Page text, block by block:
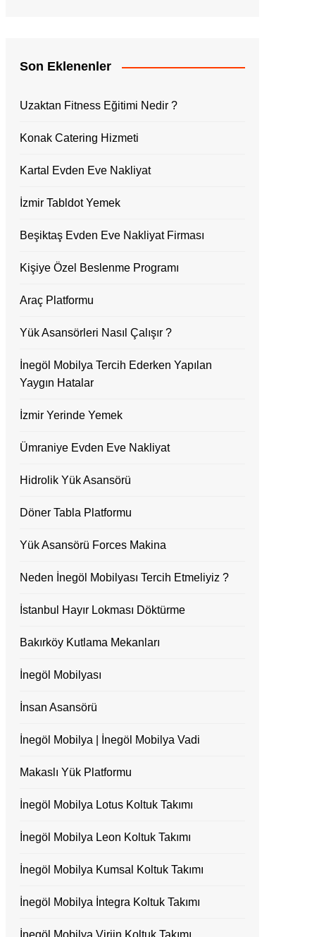
Son Eklenenler
Uzaktan Fitness Eğitimi Nedir ?
Konak Catering Hizmeti
Kartal Evden Eve Nakliyat
İzmir Tabldot Yemek
Beşiktaş Evden Eve Nakliyat Firması
Kişiye Özel Beslenme Programı
Araç Platformu
Yük Asansörleri Nasıl Çalışır ?
İnegöl Mobilya Tercih Ederken Yapılan
Yaygın Hatalar
İzmir Yerinde Yemek
Ümraniye Evden Eve Nakliyat
Hidrolik Yük Asansörü
Döner Tabla Platformu
Yük Asansörü Forces Makina
Neden İnegöl Mobilyası Tercih Etmeliyiz ?
İstanbul Hayır Lokması Döktürme
Bakırköy Kutlama Mekanları
İnegöl Mobilyası
İnsan Asansörü
İnegöl Mobilya | İnegöl Mobilya Vadi
Makaslı Yük Platformu
İnegöl Mobilya Lotus Koltuk Takımı
İnegöl Mobilya Leon Koltuk Takımı
İnegöl Mobilya Kumsal Koltuk Takımı
İnegöl Mobilya İntegra Koltuk Takımı